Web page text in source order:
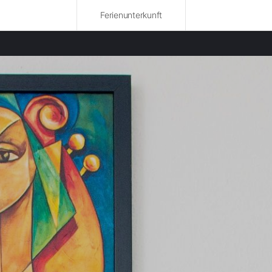
Ferienunterkunft